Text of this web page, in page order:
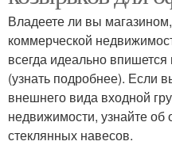
Владеете ли вы
коммерческой
всегда идеально
(узнать подробнее). Если
внешнего вида входной
недвижимости, узнайте
стеклянных навесов.